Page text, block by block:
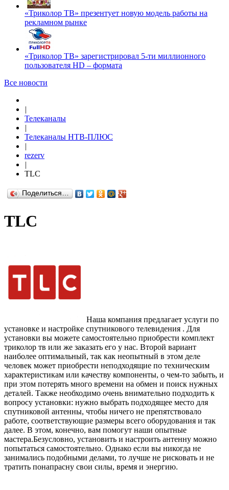
«Триколор ТВ» презентует новую модель работы на
рекламном рынке
«Триколор ТВ» зарегистрировал 5-ти миллионного
пользователя HD – формата
Все новости
|
Телеканалы
|
Телеканалы НТВ-ПЛЮС
|
rezerv
|
TLC
Поделиться…
TLC
Наша компания предлагает услуги по
установке и настройке спутникового телевидения . Для
установки вы можете самостоятельно приобрести комплект
триколор тв или же заказать его у нас. Второй вариант
наиболее оптимальный, так как неопытный в этом деле
человек может приобрести неподходящие по техническим
характеристикам или качеству компоненты, о чем-то забыть, и
при этом потерять много времени на обмен и поиск нужных
деталей. Также необходимо очень внимательно подходить к
вопросу установки: нужно выбрать подходящее место для
спутниковой антенны, чтобы ничего не препятствовало
работе, соответствующие размеры всего оборудования и так
далее. В этом, конечно, вам помогут наши опытные
мастера.Безусловно, установить и настроить антенну можно
попытаться самостоятельно. Однако если вы никогда не
занимались подобными делами, то лучше не рисковать и не
тратить понапрасну свои силы, время и энергию.